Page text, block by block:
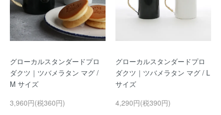
グローカルスタンダードプロ
ダクツ｜ツバメラタン マグ /
M サイズ
3,960円(税360円)
グローカルスタンダードプロ
ダクツ｜ツバメラタン マグ / L
サイズ
4,290円(税390円)